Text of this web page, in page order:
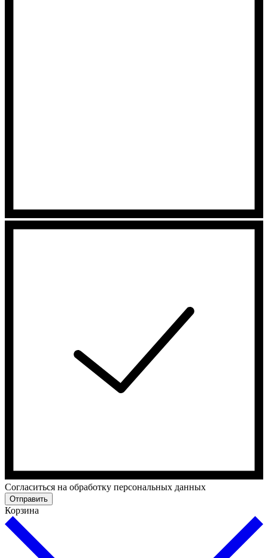
Cогласиться на обработку персональных данных
Отправить
Корзина